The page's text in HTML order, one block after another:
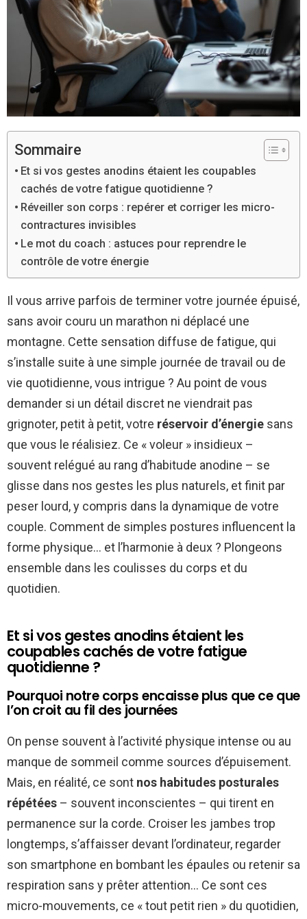
Sommaire
Et si vos gestes anodins étaient les coupables
cachés de votre fatigue quotidienne ?
Réveiller son corps : repérer et corriger les micro-
contractures invisibles
Le mot du coach : astuces pour reprendre le
contrôle de votre énergie
Il vous arrive parfois de terminer votre journée épuisé,
sans avoir couru un marathon ni déplacé une
montagne. Cette sensation diffuse de fatigue, qui
s’installe suite à une simple journée de travail ou de
vie quotidienne, vous intrigue ? Au point de vous
demander si un détail discret ne viendrait pas
grignoter, petit à petit, votre réservoir d’énergie sans
que vous le réalisiez. Ce « voleur » insidieux –
souvent relégué au rang d’habitude anodine – se
glisse dans nos gestes les plus naturels, et finit par
peser lourd, y compris dans la dynamique de votre
couple. Comment de simples postures influencent la
forme physique… et l’harmonie à deux ? Plongeons
ensemble dans les coulisses du corps et du
quotidien.
Et si vos gestes anodins étaient les
coupables cachés de votre fatigue
quotidienne ?
Pourquoi notre corps encaisse plus que ce que
l’on croit au fil des journées
On pense souvent à l’activité physique intense ou au
manque de sommeil comme sources d’épuisement.
Mais, en réalité, ce sont nos habitudes posturales
répétées – souvent inconscientes – qui tirent en
permanence sur la corde. Croiser les jambes trop
longtemps, s’affaisser devant l’ordinateur, regarder
son smartphone en bombant les épaules ou retenir sa
respiration sans y prêter attention… Ce sont ces
micro-mouvements, ce « tout petit rien » du quotidien,